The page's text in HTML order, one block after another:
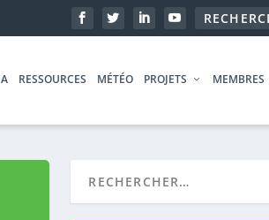
RESSOURCES MÉTÉO PROJETS MEMBRES